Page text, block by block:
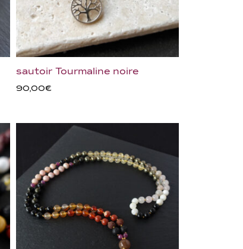
sautoir Tourmaline noire
90,00€